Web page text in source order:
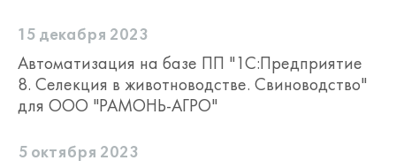
15 декабря 2023
Автоматизация на базе ПП "1С:Предприятие
8. Селекция в животноводстве. Свиноводство"
для ООО "РАМОНЬ-АГРО"
5 октября 2023